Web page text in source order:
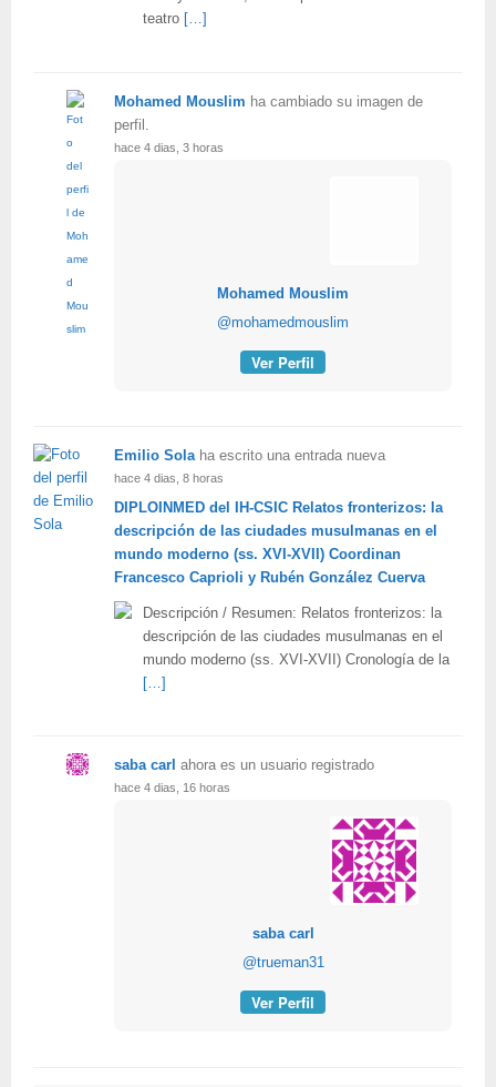
teatro […]
Mohamed Mouslim ha cambiado su imagen de
perfil.
hace 4 dias, 3 horas
Mohamed Mouslim
@mohamedmouslim
Ver Perfil
Emilio Solaha escrito una entrada nueva
hace 4 dias, 8 horas
DIPLOINMED del IH-CSIC Relatos fronterizos: la
descripción de las ciudades musulmanas en el
mundo moderno (ss. XVI-XVII) Coordinan
Francesco Caprioli y Rubén González Cuerva
Descripción / Resumen: Relatos fronterizos: la
descripción de las ciudades musulmanas en el
mundo moderno (ss. XVI-XVII) Cronología de la
[…]
saba carl ahora es un usuario registrado
hace 4 dias, 16 horas
saba carl
@trueman31
Ver Perfil